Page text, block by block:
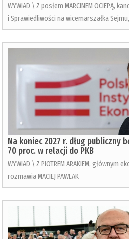
WYWIAD \ Z posłem MARCINEM OCIEPĄ,
i Sprawiedliwości na wicemarszałka Sejmu,
Na koniec 2027 r. dług publiczny
70 proc. w relacji do PKB
WYWIAD \ Z PIOTREM ARAKIEM, głównym
rozmawia MACIEJ PAWLAK